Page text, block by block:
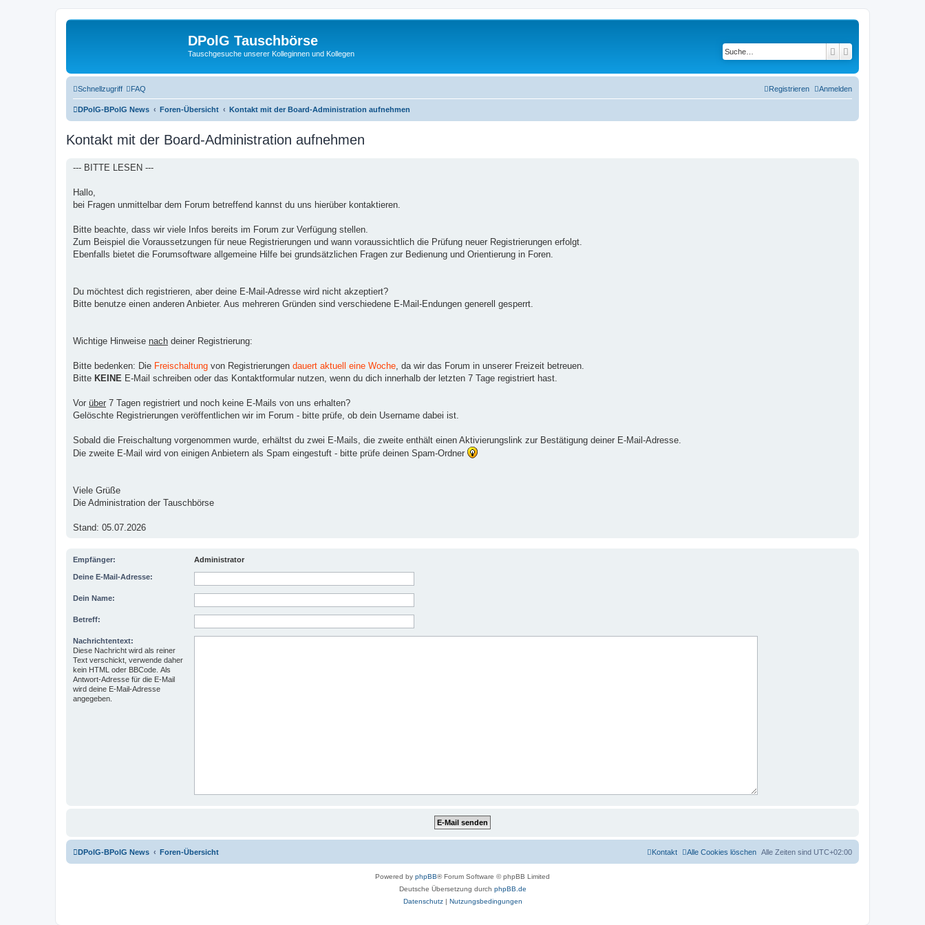
DPolG Tauschbörse
Tauschgesuche unserer Kolleginnen und Kollegen Suche
Schnellzugriff FAQ Anmelden
Registrieren
DPolG-BPolG News Foren-Übersicht Kontakt mit der Board-Administration aufnehmen
Kontakt mit der Board-Administration aufnehmen
--- BITTE LESEN ---
Hallo,
bei Fragen unmittelbar dem Forum betreffend kannst du uns hierüber kontaktieren.
Bitte beachte, dass wir viele Infos bereits im Forum zur Verfügung stellen.
Zum Beispiel die Voraussetzungen für neue Registrierungen und wann voraussichtlich die Prüfung neuer Registrierungen erfolgt.
Ebenfalls bietet die Forumsoftware allgemeine Hilfe bei grundsätzlichen Fragen zur Bedienung und Orientierung in Foren.
Du möchtest dich registrieren, aber deine E-Mail-Adresse wird nicht akzeptiert?
Bitte benutze einen anderen Anbieter. Aus mehreren Gründen sind verschiedene E-Mail-Endungen generell gesperrt.
Wichtige Hinweise nach deiner Registrierung:
Bitte bedenken: Die Freischaltung von Registrierungen dauert aktuell eine Woche , da wir das Forum in unserer Freizeit betreuen.
Bitte KEINE E-Mail schreiben oder das Kontaktformular nutzen, wenn du dich innerhalb der letzten 7 Tage registriert hast.
Vor über 7 Tagen registriert und noch keine E-Mails von uns erhalten?
Gelöschte Registrierungen veröffentlichen wir im Forum - bitte prüfe, ob dein Username dabei ist.
Sobald die Freischaltung vorgenommen wurde, erhältst du zwei E-Mails, die zweite enthält einen Aktivierungslink zur Bestätigung deiner E-Mail-Adresse.
Die zweite E-Mail wird von einigen Anbietern als Spam eingestuft - bitte prüfe deinen Spam-Ordner
Viele Grüße
Die Administration der Tauschbörse
Stand: 05.07.2026
Empfänger: Administrator
Deine E-Mail-Adresse:
Dein Name:
Betreff:
Nachrichtentext:
Diese Nachricht wird als reiner
Text verschickt, verwende daher
kein HTML oder BBCode. Als
Antwort-Adresse für die E-Mail
wird deine E-Mail-Adresse
angegeben.
DPolG-BPolG News Foren-Übersicht Alle Zeiten sind UTC+02:00
Alle Cookies löschen
Kontakt
Powered by phpBB® Forum Software © phpBB Limited
Deutsche Übersetzung durch phpBB.de
Datenschutz| Nutzungsbedingungen